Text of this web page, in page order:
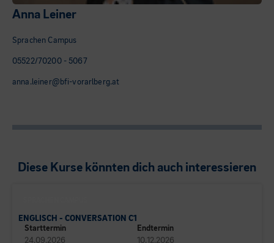
Anna Leiner
Sprachen Campus
05522/70200 - 5067
anna.leiner@bfi-vorarlberg.at
Diese Kurse könnten dich auch interessieren
ENGLISCH - CONVERSATION C1
Starttermin
24.09.2026
Endtermin
10.12.2026